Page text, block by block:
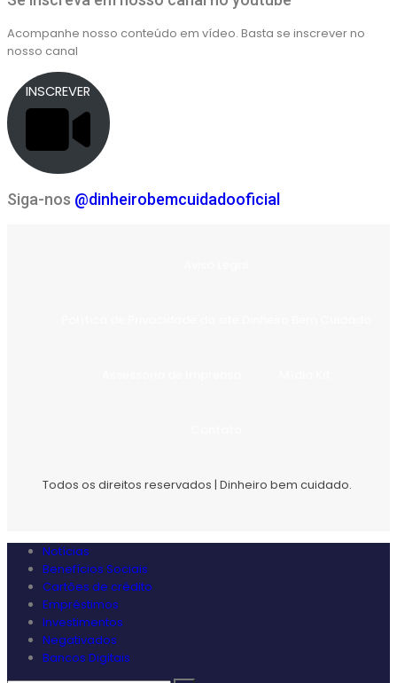
Acompanhe nosso conteúdo em vídeo. Basta se inscrever no
nosso canal
INSCREVER
Siga-nos @dinheirobemcuidadooficial
Todos os direitos reservados | Dinheiro bem cuidado.
Notícias
Benefícios Sociais
Cartões de crédito
Empréstimos
Investimentos
Negativados
Bancos Digitais